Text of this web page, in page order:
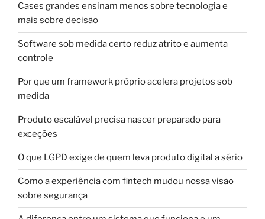
Cases grandes ensinam menos sobre tecnologia e
mais sobre decisão
Software sob medida certo reduz atrito e aumenta
controle
Por que um framework próprio acelera projetos sob
medida
Produto escalável precisa nascer preparado para
exceções
O que LGPD exige de quem leva produto digital a sério
Como a experiência com fintech mudou nossa visão
sobre segurança